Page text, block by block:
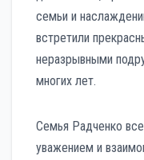
семьи и
встретили
неразрывными
многих лет.
Семья Радченко
уважением и